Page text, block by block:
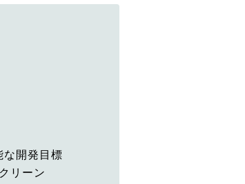
開発目標
リーン